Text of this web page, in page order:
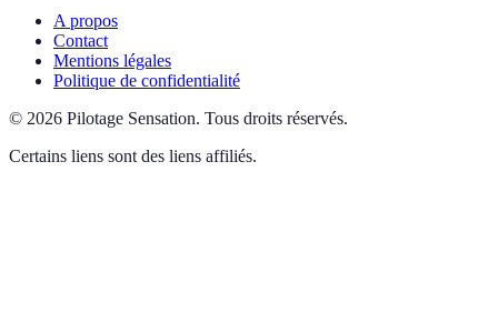
A propos
Contact
Mentions légales
Politique de confidentialité
© 2026 Pilotage Sensation. Tous droits réservés.
Certains liens sont des liens affiliés.